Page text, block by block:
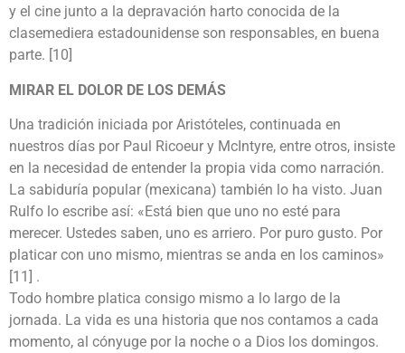
y el cine junto a la depravación harto conocida de la
clasemediera estadounidense son responsables, en buena
parte. [10]
MIRAR EL DOLOR DE LOS DEMÁS
Una tradición iniciada por Aristóteles, continuada en
nuestros días por Paul Ricoeur y McIntyre, entre otros, insiste
en la necesidad de entender la propia vida como narración.
La sabiduría popular (mexicana) también lo ha visto. Juan
Rulfo lo escribe así: «Está bien que uno no esté para
merecer. Ustedes saben, uno es arriero. Por puro gusto. Por
platicar con uno mismo, mientras se anda en los caminos»
[11] .
Todo hombre platica consigo mismo a lo largo de la
jornada. La vida es una historia que nos contamos a cada
momento, al cónyuge por la noche o a Dios los domingos.